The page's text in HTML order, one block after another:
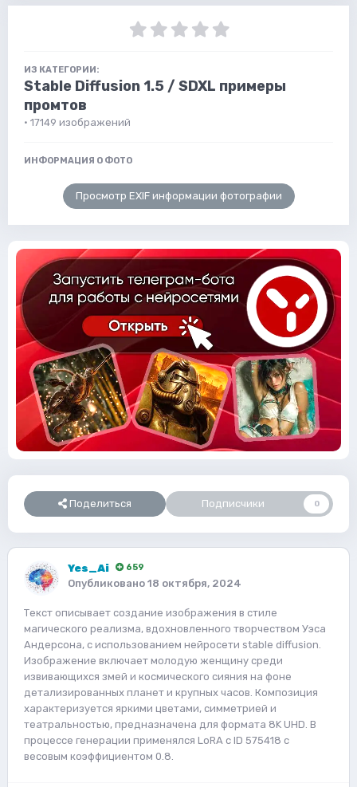
ИЗ КАТЕГОРИИ:
Stable Diffusion 1.5 / SDXL примеры
промтов
· 17149 изображений
ИНФОРМАЦИЯ О ФОТО
Просмотр EXIF информации фотографии
Поделиться Подписчики 0
Yes_Ai 659
Опубликовано 18 октября, 2024
Текст описывает создание изображения в стиле
магического реализма, вдохновленного творчеством Уэса
Андерсона, с использованием нейросети stable diffusion.
Изображение включает молодую женщину среди
извивающихся змей и космического сияния на фоне
детализированных планет и крупных часов. Композиция
характеризуется яркими цветами, симметрией и
театральностью, предназначена для формата 8K UHD. В
процессе генерации применялся LoRA с ID 575418 с
весовым коэффициентом 0.8.